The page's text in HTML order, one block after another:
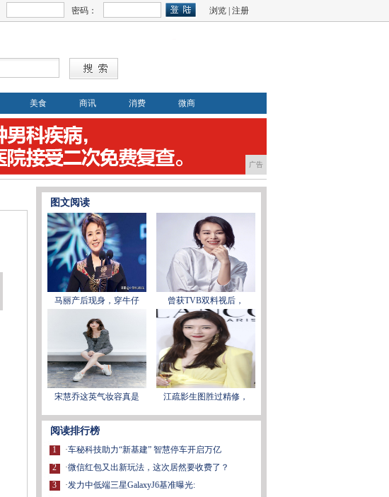
密码： 浏览 注册
美食 商讯 消费 微商
广告
图文阅读
马丽产后现身，穿牛仔 曾获TVB双料视后，
宋慧乔这英气妆容真是 江疏影生图胜过精修，
阅读排行榜
1
2
3
·车秘科技助力“新基建” 智慧停车开启万亿
·微信红包又出新玩法，这次居然要收费了？
·发力中低端三星GalaxyJ6基准曝光: